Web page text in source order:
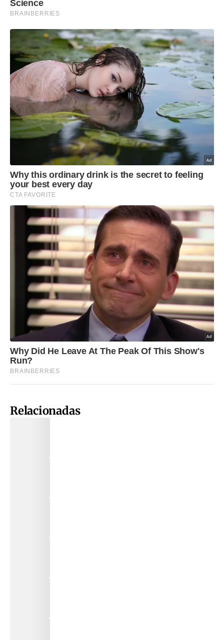
Relacionadas